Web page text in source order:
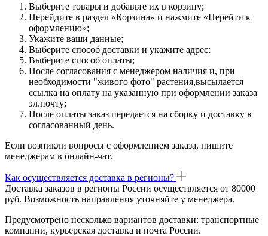
Выберите товары и добавьте их в корзину;
Перейдите в раздел «Корзина» и нажмите «Перейти к
оформлению»;
Укажите ваши данные;
Выберите способ доставки и укажите адрес;
Выберите способ оплаты;
После согласования с менеджером наличия и, при
необходимости "живого фото" растения,высылается
ссылка на оплату на указанную при оформлении заказа
эл.почту;
После оплаты заказ передается на сборку и доставку в
согласованный день.
Если возникли вопросы с оформлением заказа, пишите
менеджерам в онлайн-чат.
Как осуществляется доставка в регионы?
Доставка заказов в регионы России осуществляется от 80000
руб. Возможность направления уточняйте у менеджера.
Предусмотрено несколько вариантов доставки: транспортные
компании, курьерская доставка и почта России.